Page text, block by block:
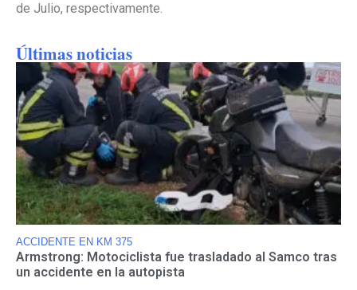
de Julio, respectivamente.
Últimas noticias
ACCIDENTE EN KM 375
Armstrong: Motociclista fue trasladado al Samco tras
un accidente en la autopista